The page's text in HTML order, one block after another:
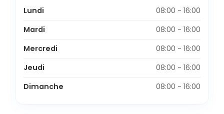
Lundi
08:00 - 16:00
Mardi
08:00 - 16:00
Mercredi
08:00 - 16:00
Jeudi
08:00 - 16:00
Dimanche
08:00 - 16:00